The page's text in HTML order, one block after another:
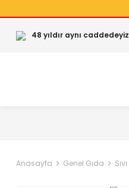
48 yıldır aynı
Anasayfa Genel Gıda